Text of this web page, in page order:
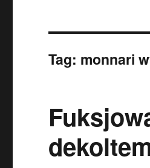
Tag: monnari